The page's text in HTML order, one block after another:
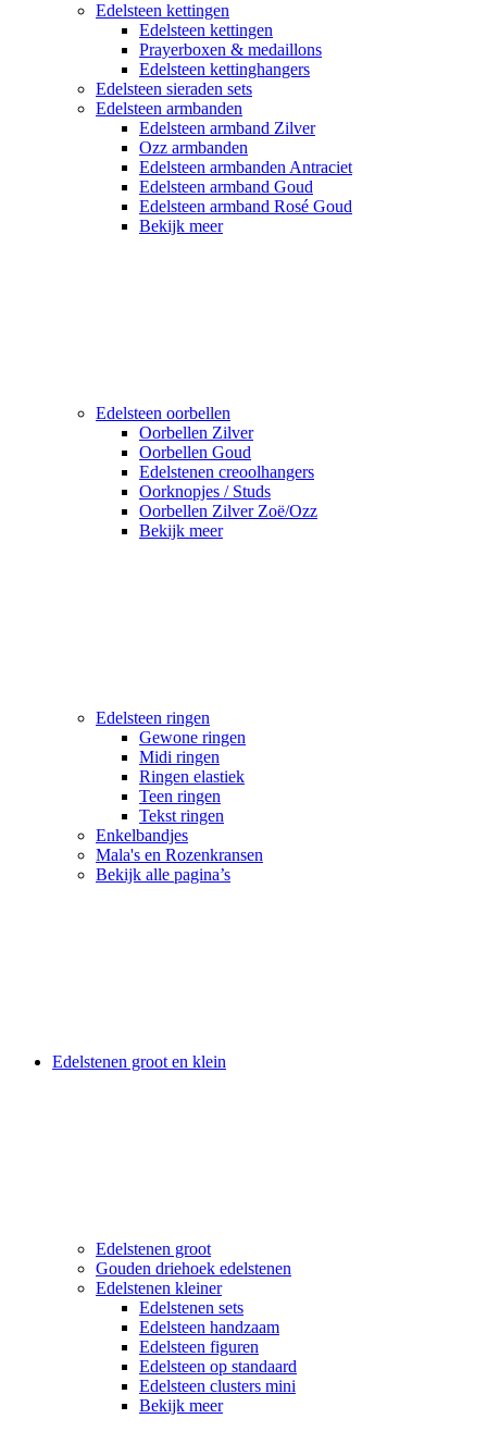
Edelsteen kettingen
Edelsteen kettingen
Prayerboxen & medaillons
Edelsteen kettinghangers
Edelsteen sieraden sets
Edelsteen armbanden
Edelsteen armband Zilver
Ozz armbanden
Edelsteen armbanden Antraciet
Edelsteen armband Goud
Edelsteen armband Rosé Goud
Bekijk meer
Edelsteen oorbellen
Oorbellen Zilver
Oorbellen Goud
Edelstenen creoolhangers
Oorknopjes / Studs
Oorbellen Zilver Zoë/Ozz
Bekijk meer
Edelsteen ringen
Gewone ringen
Midi ringen
Ringen elastiek
Teen ringen
Tekst ringen
Enkelbandjes
Mala's en Rozenkransen
Bekijk alle pagina’s
Edelstenen groot en klein
Edelstenen groot
Gouden driehoek edelstenen
Edelstenen kleiner
Edelstenen sets
Edelsteen handzaam
Edelsteen figuren
Edelsteen op standaard
Edelsteen clusters mini
Bekijk meer